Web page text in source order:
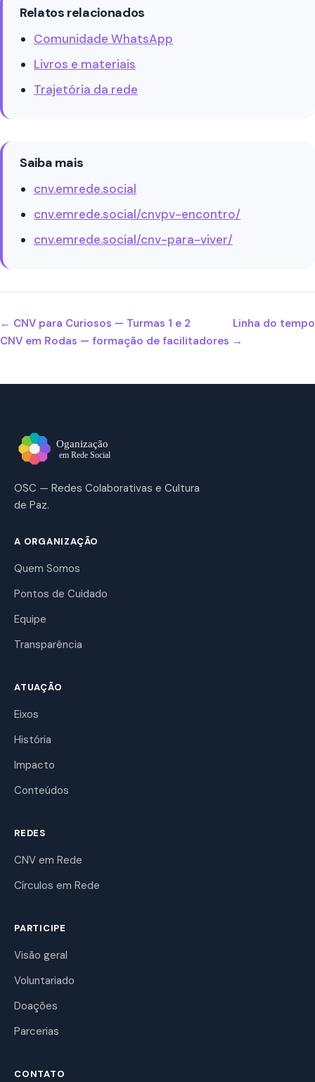
Relatos relacionados
Comunidade WhatsApp
Livros e materiais
Trajetória da rede
Saiba mais
cnv.emrede.social
cnv.emrede.social/cnvpv-encontro/
cnv.emrede.social/cnv-para-viver/
← CNV para Curiosos — Turmas 1 e 2
Linha do tempo
CNV em Rodas — formação de facilitadores →
OSC — Redes Colaborativas e Cultura
de Paz.
A ORGANIZAÇÃO
Quem Somos
Pontos de Cuidado
Equipe
Transparência
ATUAÇÃO
Eixos
História
Impacto
Conteúdos
REDES
CNV em Rede
Círculos em Rede
PARTICIPE
Visão geral
Voluntariado
Doações
Parcerias
CONTATO